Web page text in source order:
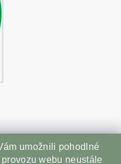
| Věci z filmů |
umožnili pohodlné
webu neustále